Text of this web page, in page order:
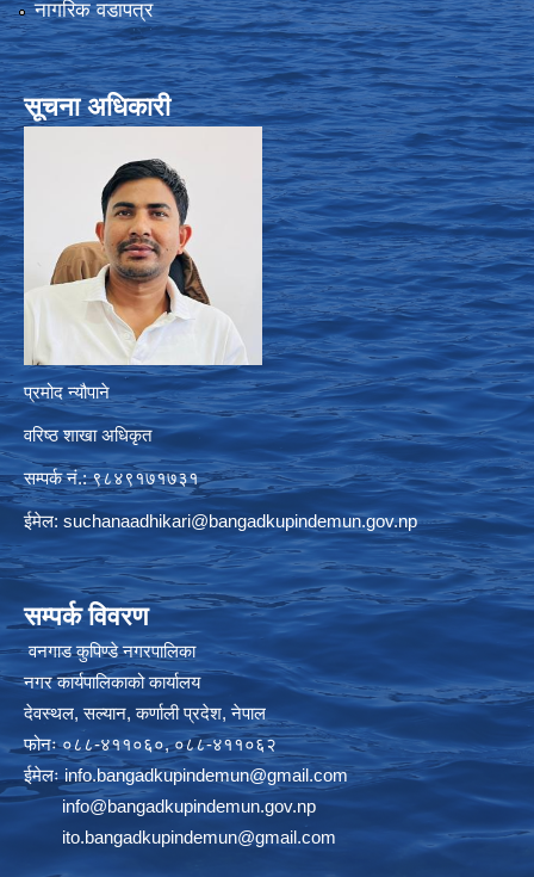
नागरिक वडापत्र
सूचना अधिकारी
प्रमोद न्यौपाने
वरिष्ठ शाखा अधिकृत
सम्पर्क नं.: ९८४९१७१७३१
ईमेल: suchanaadhikari@bangadkupindemun.gov.np
सम्पर्क विवरण
वनगाड कुपिण्डे नगरपालिका
नगर कार्यपालिकाको कार्यालय
देवस्थल, सल्यान, कर्णाली प्रदेश, नेपाल
फोनः ०८८-४११०६०, ०८८-४११०६२
ईमेलःinfo.bangadkupindemun@gmail.com
info@bangadkupindemun.gov.np
ito.bangadkupindemun@gmail.com